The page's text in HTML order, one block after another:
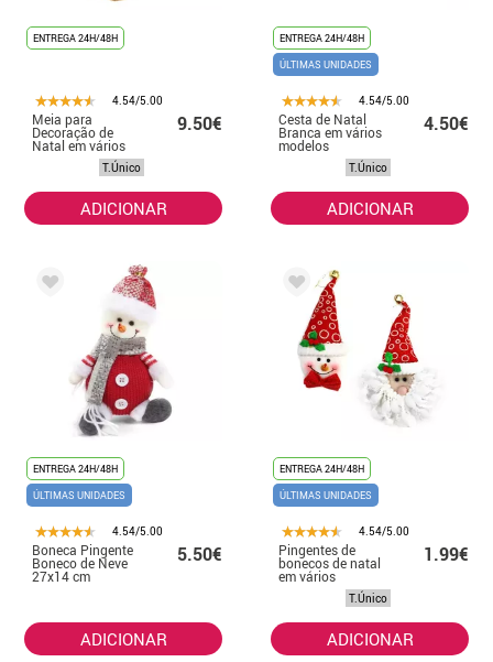
ENTREGA 24H/48H
4.54/5.00
Meia para
Decoração de
Natal em vários
modelos de 50
9.50€
T.Único
ADICIONAR
ENTREGA 24H/48H
ÚLTIMAS UNIDADES
4.54/5.00
Cesta de Natal
Branca em vários
modelos
4.50€
T.Único
ADICIONAR
ENTREGA 24H/48H
ÚLTIMAS UNIDADES
4.54/5.00
Boneca Pingente
Boneco de Neve
27x14 cm
5.50€
ADICIONAR
ENTREGA 24H/48H
ÚLTIMAS UNIDADES
4.54/5.00
Pingentes de
bonecos de natal
em vários
variados de 18
1.99€
T.Único
ADICIONAR